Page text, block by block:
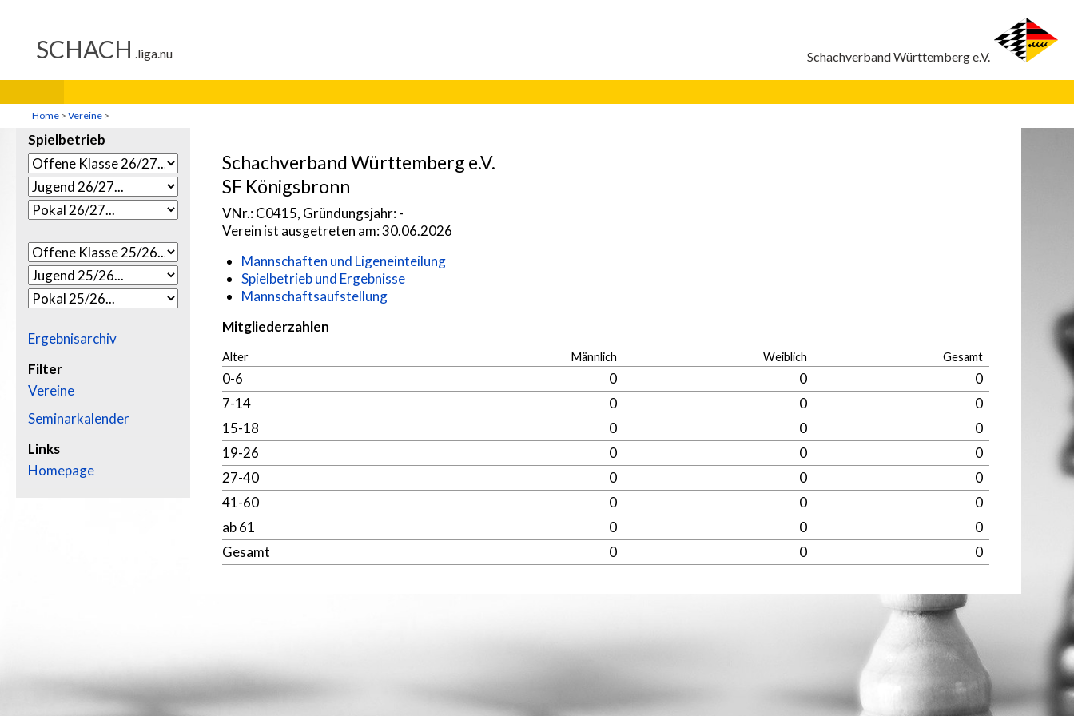
Home > Vereine >
Spielbetrieb
Ergebnisarchiv
Filter
Vereine
Seminarkalender
Links
Homepage
Schachverband Württemberg e.V.
SF Königsbronn
VNr.: C0415, Gründungsjahr: -
Verein ist ausgetreten am: 30.06.2026
Mannschaften und Ligeneinteilung
Spielbetrieb und Ergebnisse
Mannschaftsaufstellung
Mitgliederzahlen
Alter Männlich Weiblich Gesamt
0-6 0 0
0
7-14
0 0
0
15-18
0 0
0
19-26
0 0
0
27-40
0 0
0
41-60
0 0
0
ab 61
0 0
0
Gesamt
0 0 0